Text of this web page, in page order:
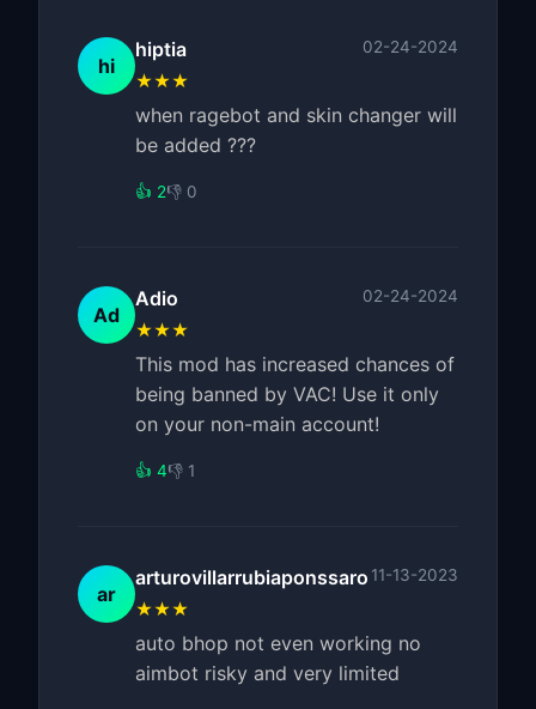
hi
hiptia 02-24-2024
★★★
when ragebot and skin changer will
be added ???
👍 2👎 0
Ad
Adio 02-24-2024
★★★
This mod has increased chances of
being banned by VAC! Use it only
on your non-main account!
👍 4👎 1
ar
arturovillarrubiaponssaro 11-13-2023
★★★
auto bhop not even working no
aimbot risky and very limited